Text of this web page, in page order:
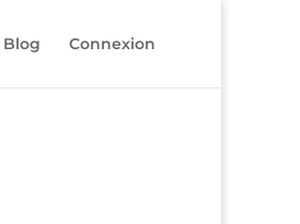
Blog Connexion